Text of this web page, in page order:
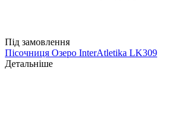
Під замовлення
Пісочниця Озеро InterAtletika LK309
Детальніше